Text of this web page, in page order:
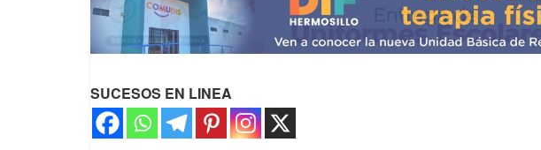
SUCESOS EN LINEA